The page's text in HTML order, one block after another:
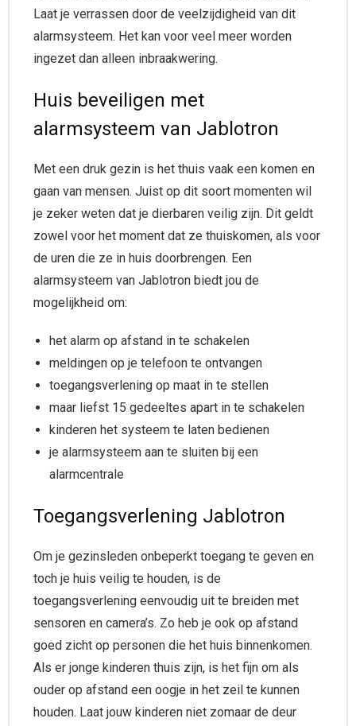
Laat je verrassen door de veelzijdigheid van dit
alarmsysteem. Het kan voor veel meer worden
ingezet dan alleen inbraakwering.
Huis beveiligen met
alarmsysteem van Jablotron
Met een druk gezin is het thuis vaak een komen en
gaan van mensen. Juist op dit soort momenten wil
je zeker weten dat je dierbaren veilig zijn. Dit geldt
zowel voor het moment dat ze thuiskomen, als voor
de uren die ze in huis doorbrengen. Een
alarmsysteem van Jablotron biedt jou de
mogelijkheid om:
het alarm op afstand in te schakelen
meldingen op je telefoon te ontvangen
toegangsverlening op maat in te stellen
maar liefst 15 gedeeltes apart in te schakelen
kinderen het systeem te laten bedienen
je alarmsysteem aan te sluiten bij een
alarmcentrale
Toegangsverlening Jablotron
Om je gezinsleden onbeperkt toegang te geven en
toch je huis veilig te houden, is de
toegangsverlening eenvoudig uit te breiden met
sensoren en camera’s. Zo heb je ook op afstand
goed zicht op personen die het huis binnenkomen.
Als er jonge kinderen thuis zijn, is het fijn om als
ouder op afstand een oogje in het zeil te kunnen
houden. Laat jouw kinderen niet zomaar de deur